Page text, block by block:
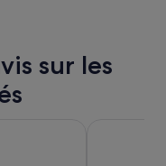
sur les